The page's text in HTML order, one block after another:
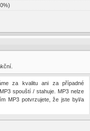
za kvalitu ani za případné
spouští / stahuje. MP3 nelze
MP3 potvrzujete, že jste byl/a